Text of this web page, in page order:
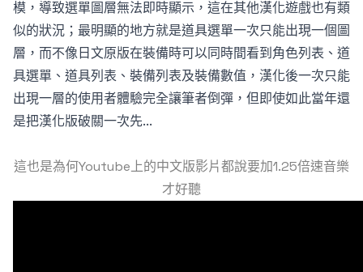
模，導致選單圖層無法即時顯示，這在其他漢化遊戲也有類
似的狀況；最明顯的地方就是道具選單一次只能出現一個圖
層，而不像日文原版在裝備時可以同時間看到角色列表、道
具選單、道具列表、裝備列表及裝備數值，漢化後一次只能
出現一層的使用者體驗完全讓筆者倒彈，但即使如此當年還
是把漢化版破關一次先...
這也是為何Youtube上的中文版影片都說要加1.25倍速音樂
才好聽